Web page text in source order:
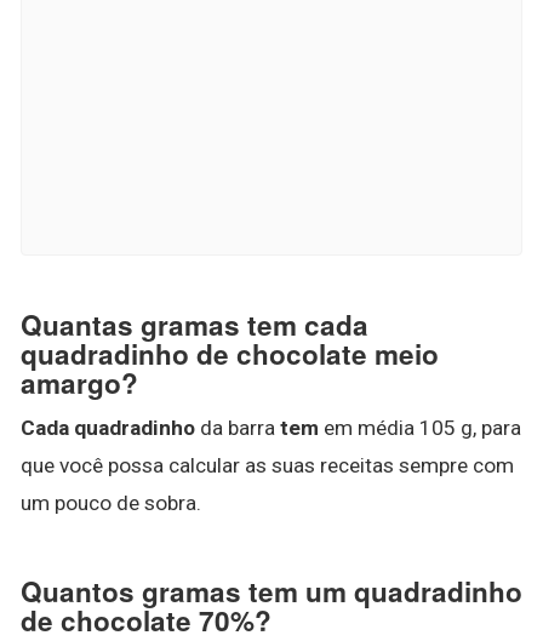
Quantas gramas tem cada
quadradinho de chocolate meio
amargo?
Cada quadradinho da barra tem em média 105 g, para
que você possa calcular as suas receitas sempre com
um pouco de sobra.
Quantos gramas tem um quadradinho
de chocolate 70%?